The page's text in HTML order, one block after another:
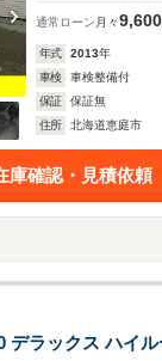
通常ローン 月々9,600
年式 2013年
車検
車検整備付
保証
保証無
住所
北海道恵庭市
庫確認・見積依頼
ラックス ハイル